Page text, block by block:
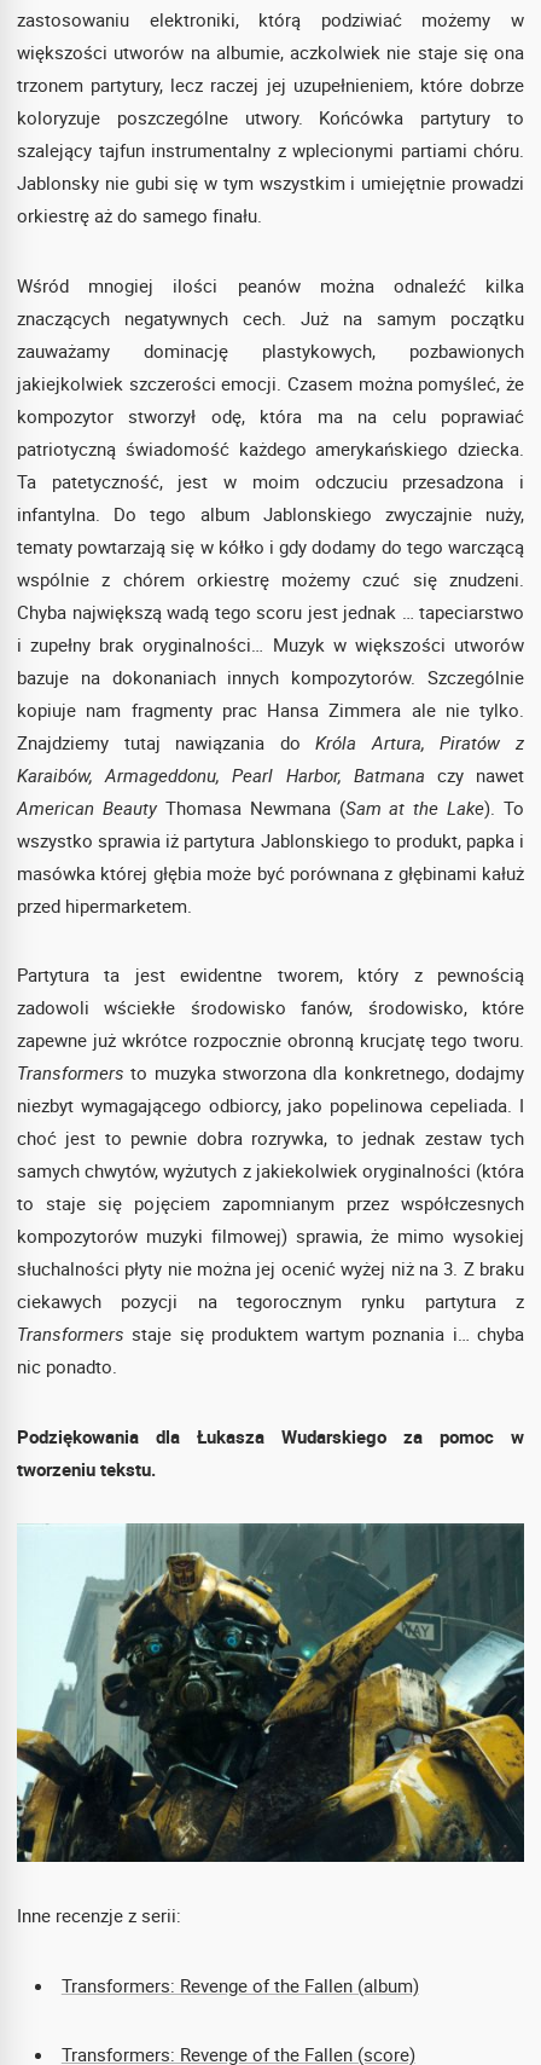
zastosowaniu elektroniki, którą podziwiać możemy w
większości utworów na albumie, aczkolwiek nie staje się ona
trzonem partytury, lecz raczej jej uzupełnieniem, które dobrze
koloryzuje poszczególne utwory. Końcówka partytury to
szalejący tajfun instrumentalny z wplecionymi partiami chóru.
Jablonsky nie gubi się w tym wszystkim i umiejętnie prowadzi
orkiestrę aż do samego finału.
Wśród mnogiej ilości peanów można odnaleźć kilka
znaczących negatywnych cech. Już na samym początku
zauważamy dominację plastykowych, pozbawionych
jakiejkolwiek szczerości emocji. Czasem można pomyśleć, że
kompozytor stworzył odę, która ma na celu poprawiać
patriotyczną świadomość każdego amerykańskiego dziecka.
Ta patetyczność, jest w moim odczuciu przesadzona i
infantylna. Do tego album Jablonskiego zwyczajnie nuży,
tematy powtarzają się w kółko i gdy dodamy do tego warczącą
wspólnie z chórem orkiestrę możemy czuć się znudzeni.
Chyba największą wadą tego scoru jest jednak … tapeciarstwo
i zupełny brak oryginalności… Muzyk w większości utworów
bazuje na dokonaniach innych kompozytorów. Szczególnie
kopiuje nam fragmenty prac Hansa Zimmera ale nie tylko.
Znajdziemy tutaj nawiązania doKróla Artura, Piratów z
Karaibów, Armageddonu, Pearl Harbor, Batmana czy nawet
American BeautyThomasa Newmana (Sam at the Lake). To
wszystko sprawia iż partytura Jablonskiego to produkt, papka i
masówka której głębia może być porównana z głębinami kałuż
przed hipermarketem.
Partytura ta jest ewidentne tworem, który z pewnością
zadowoli wściekłe środowisko fanów, środowisko, które
zapewne już wkrótce rozpocznie obronną krucjatę tego tworu.
Transformers to muzyka stworzona dla konkretnego, dodajmy
niezbyt wymagającego odbiorcy, jako popelinowa cepeliada. I
choć jest to pewnie dobra rozrywka, to jednak zestaw tych
samych chwytów, wyżutych z jakiekolwiek oryginalności (która
to staje się pojęciem zapomnianym przez współczesnych
kompozytorów muzyki filmowej) sprawia, że mimo wysokiej
słuchalności płyty nie można jej ocenić wyżej niż na 3. Z braku
ciekawych pozycji na tegorocznym rynku partytura z
Transformers staje się produktem wartym poznania i… chyba
nic ponadto.
Podziękowania dla Łukasza Wudarskiego za pomoc w
tworzeniu tekstu.
Inne recenzje z serii:
Transformers: Revenge of the Fallen (album)
Transformers: Revenge of the Fallen (score)